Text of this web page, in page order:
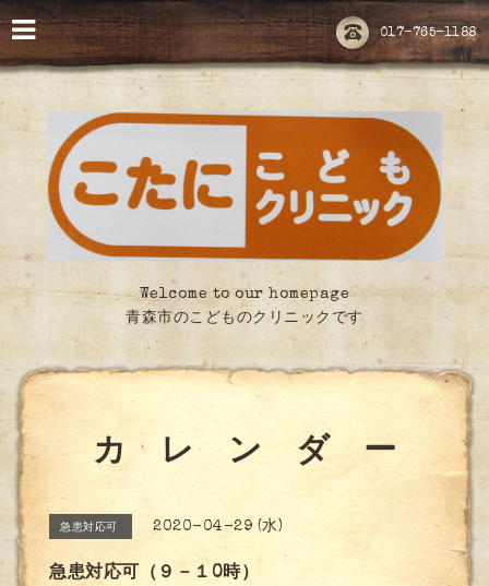
017-765-1188
Welcome to our homepage
青森市のこどものクリニックです
カ レ ン ダ ー
急患対応可 2020-04-29 (水)
急患対応可（９－１0時）